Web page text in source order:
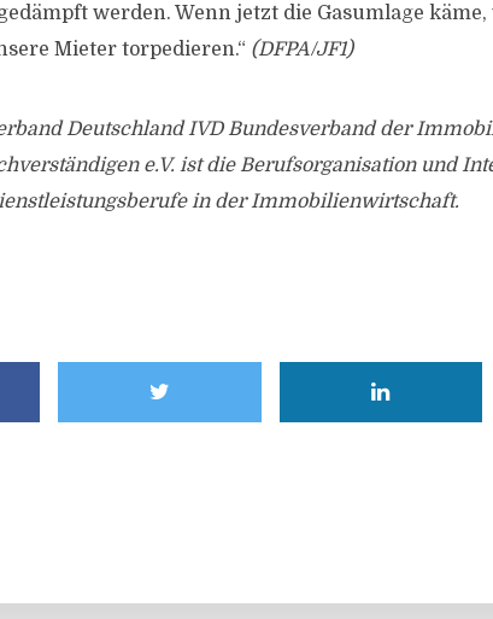
werden. Wenn jetzt die Gasumlage
Mieter torpedieren.“ (DFPA/JF1)
Deutschland IVD Bundesverband der
e.V. ist die Berufsorganisation und
in der Immobilienwirtschaft.